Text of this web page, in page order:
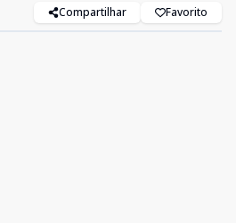
Compartilhar Favorito